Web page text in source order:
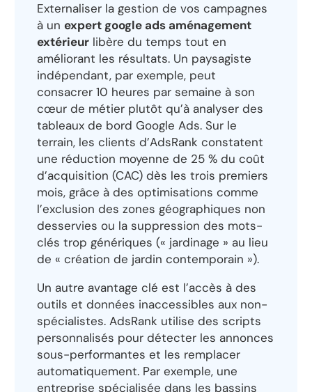
Externaliser la gestion de vos campagnes
à un expert google ads aménagement
extérieur libère du temps tout en
améliorant les résultats. Un paysagiste
indépendant, par exemple, peut
consacrer 10 heures par semaine à son
cœur de métier plutôt qu’à analyser des
tableaux de bord Google Ads. Sur le
terrain, les clients d’AdsRank constatent
une réduction moyenne de 25 % du coût
d’acquisition (CAC) dès les trois premiers
mois, grâce à des optimisations comme
l’exclusion des zones géographiques non
desservies ou la suppression des mots-
clés trop génériques (« jardinage » au lieu
de « création de jardin contemporain »).
Un autre avantage clé est l’accès à des
outils et données inaccessibles aux non-
spécialistes. AdsRank utilise des scripts
personnalisés pour détecter les annonces
sous-performantes et les remplacer
automatiquement. Par exemple, une
entreprise spécialisée dans les bassins